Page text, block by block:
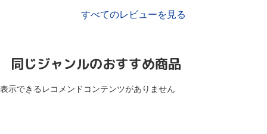
すべてのレビューを見る
同じジャンルのおすすめ商品
表示できるレコメンドコンテンツがありません